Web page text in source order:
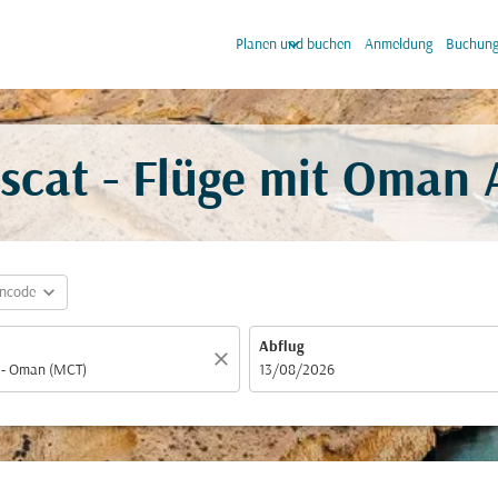
Planen und buchen
keyboard_arrow_down Anmeldung
- Flüge mit Oman
expand_more
close
Abflug
fc-booking-departure-date-aria-label
13/08/2026